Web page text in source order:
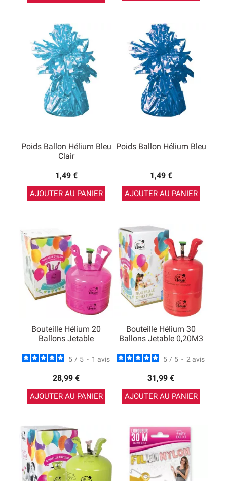
Poids Ballon Hélium Bleu
Clair
1,49 €
AJOUTER AU PANIER
Poids Ballon Hélium Bleu
1,49 €
AJOUTER AU PANIER
Bouteille Hélium 20
Ballons Jetable
5 / 5 - 1 avis
28,99 €
AJOUTER AU PANIER
Bouteille Hélium 30
Ballons Jetable 0,20M3
5 / 5 - 2 avis
31,99 €
AJOUTER AU PANIER